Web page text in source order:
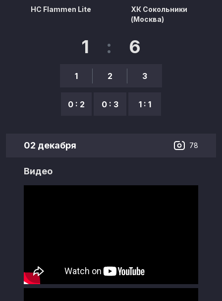
HC Flammen Lite
1 : 6
1
0 : 2
2
0 : 3
3
1 : 1
ХК Сокольники
(Москва)
02 декабря 78
Видео